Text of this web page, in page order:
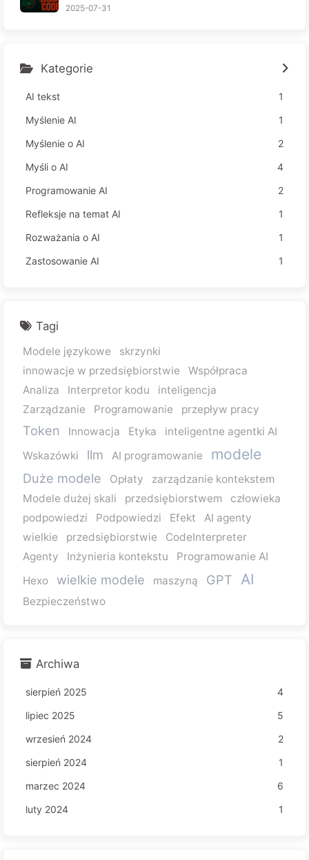
chnologia czyni pracowników jeszcze bardziej ni
2025-07-31
Kategorie
AI tekst
1
Myślenie AI
1
Myślenie o AI
2
Myśli o AI
4
Programowanie AI
2
Refleksje na temat AI
1
Rozważania o AI
1
Zastosowanie AI
1
Tagi
Modele językowe
skrzynki
innowacje w przedsiębiorstwie
Współpraca
Analiza
Interpretor kodu
inteligencja
Zarządzanie
Programowanie przepływ pracy
Token Innowacja Etyka
inteligentne agentki AI
Wskazówki
llm AI programowanie modele
Duże modele Opłaty
zarządzanie kontekstem
Modele dużej skali
przedsiębiorstwem
człowieka
podpowiedzi
Podpowiedzi Efekt
AI agenty
wielkie
przedsiębiorstwie
CodeInterpreter
Agenty
Inżynieria kontekstu
Programowanie AI
Hexo
wielkie modele maszyną GPT AI
Bezpieczeństwo
Archiwa
sierpień 2025
4
lipiec 2025
5
wrzesień 2024
2
sierpień 2024
1
marzec 2024
6
luty 2024
1